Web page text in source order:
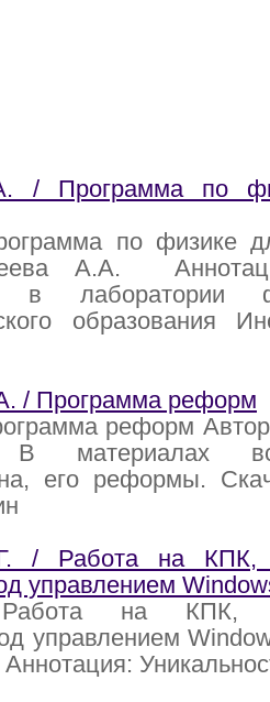
/ Программа по
по физике
А.А.
в лаборатории
образования
/ Программа реформ
реформ
В материалах
его реформы.
/ Работа на КПК,
управлением
на КПК,
управлением